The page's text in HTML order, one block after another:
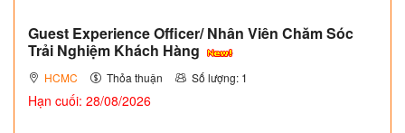
Guest Experience Officer/ Nhân Viên Chăm Sóc
Trải Nghiệm Khách Hàng
HCMC Thỏa thuận Số lượng: 1
Hạn cuối: 28/08/2026